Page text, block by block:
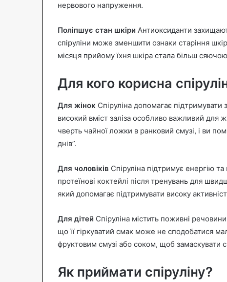
нервового напруження.
Поліпшує стан шкіри Антиоксиданти
спіруліни може зменшити ознаки старіння
місяця прийому їхня шкіра стала більш
Для кого корисна
Для жінок Спіруліна допомагає підтримувати
високий вміст заліза особливо важливий для
чверть чайної ложки в ранковий смузі, і ви
днів”.
Для чоловіків Спіруліна підтримує енергію
протеїнові коктейлі після тренувань для
який допомагає підтримувати високу
Для дітей Спіруліна містить поживні
що її гіркуватий смак може не сподобатися
фруктовим смузі або соком, щоб замаскувати
Як приймати спіруліну?